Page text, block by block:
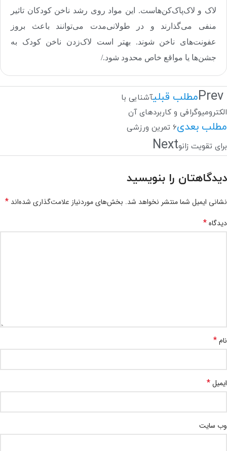
لاک و لاک‌پاک‌کن‌هاست. این مواد روی رشد ناخن کودکان تاثیر
منفی می‌گذارند و در طولانی‌مدت می‌توانند باعث بروز
عفونت‌های ناخن شوند. بهتر است لاک‌زدن ناخن کودک به
جشن‌ها یا مواقع خاص محدود شود.
/
Prevمطلب قبلیآشنایی با
الکترومیوگرافی و کاربردهای آن
مطلب بعدی
6 تمرین ورزشی
برای تقویت زانوNext
دیدگاهتان را بنویسید
نشانی ایمیل شما منتشر نخواهد شد. بخش‌های موردنیاز علامت‌گذاری شده‌اند *
دیدگاه*
نام*
ایمیل*
وب‌ سایت